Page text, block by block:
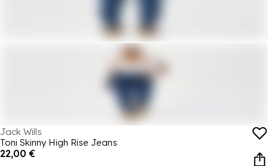
Jack Wills
Toni Skinny High Rise Jeans
22,00 €